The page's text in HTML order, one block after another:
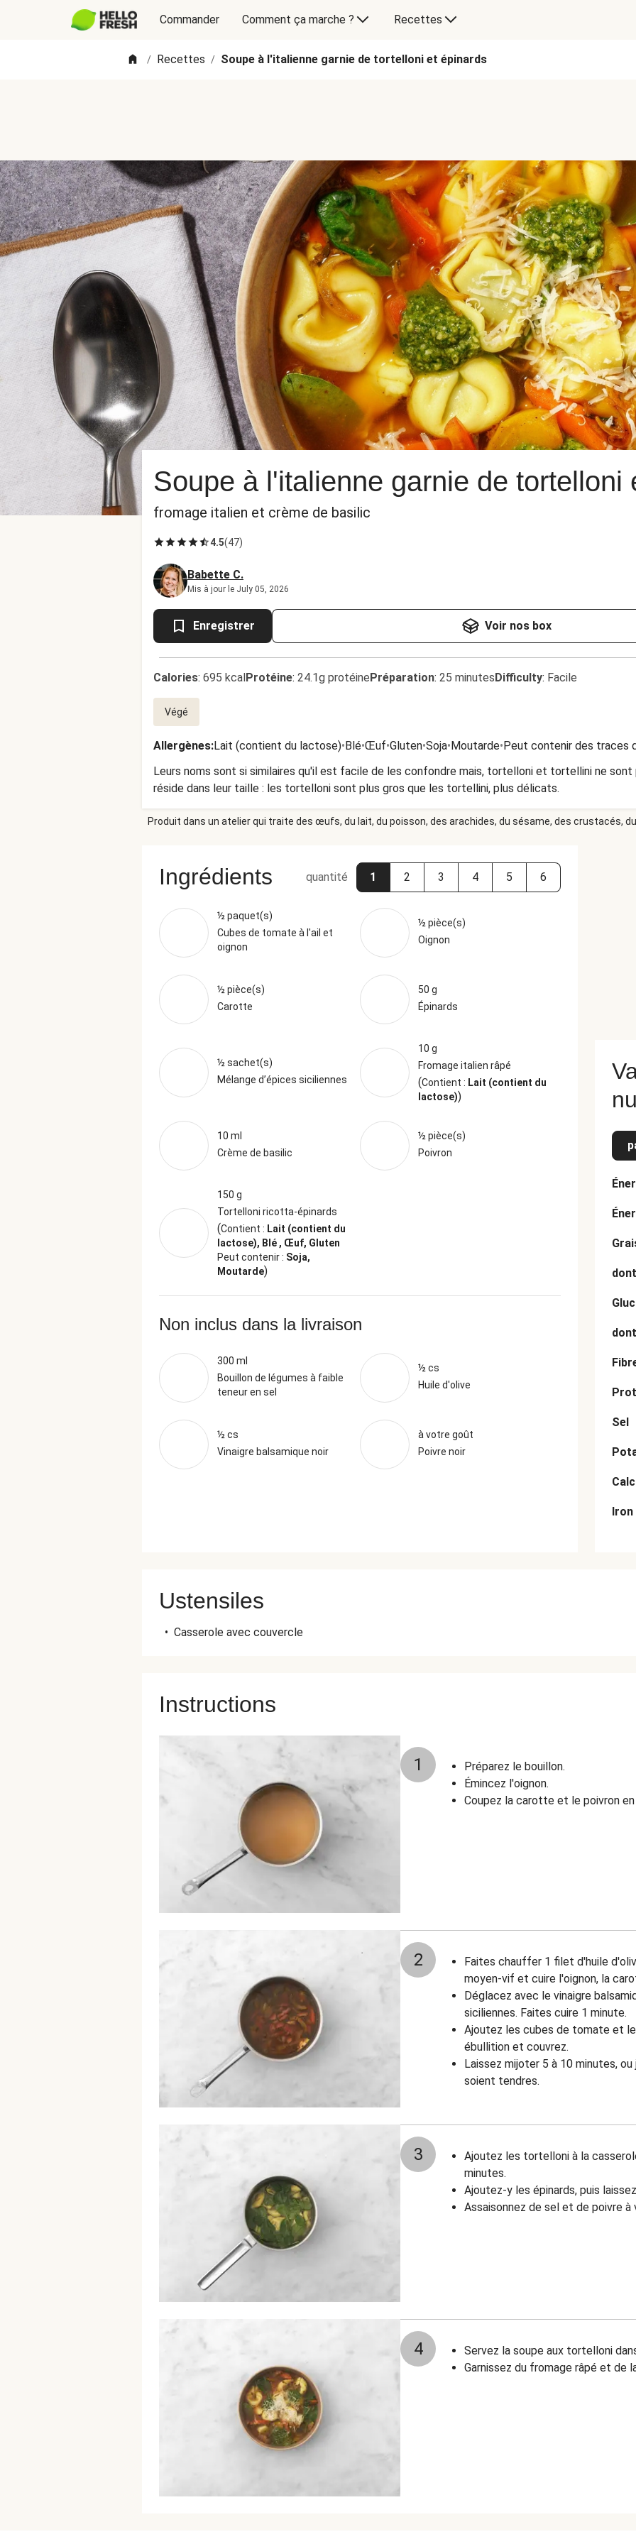
Commander Comment ça marche ? Recettes
/ Recettes / Soupe à l'italienne garnie de tortelloni et épinards
Soupe à l'italienne garnie de tortelloni
fromage italien et crème de basilic
4.5(47)
Babette C.
Mis à jour le July 05, 2026
Enregistrer Voir nos box
Calories: 695 kcalProtéine: 24.1g protéinePréparation: 25 minutesDifficulty: Facile
Végé
Allergènes:Lait (contient du lactose)•Blé•Œuf•Gluten•Soja•Moutarde•Peut contenir des traces
Leurs noms sont si similaires qu'il est facile de les confondre mais, tortelloni et tortellini ne
réside dans leur taille : les tortelloni sont plus gros que les tortellini, plus délicats.
Produit dans un atelier qui traite des œufs, du lait, du poisson, des arachides, du sésame, des crustacés,
Ingrédients quantité 1 2 3 4 5 6
½ paquet(s)
Cubes de tomate à l'ail et
oignon
½ pièce(s)
Oignon
½ pièce(s)
Carotte
50 g
Épinards
½ sachet(s)
Mélange d’épices siciliennes
10 g
Fromage italien râpé
(Contient : Lait (contient du
lactose))
10 ml
Crème de basilic
½ pièce(s)
Poivron
150 g
Tortelloni ricotta-épinards
(Contient : Lait (contient du
lactose), Blé , Œuf, Gluten
Peut contenir : Soja,
Moutarde)
Non inclus dans la livraison
300 ml
Bouillon de légumes à faible
teneur en sel
½ cs
Huile d'olive
½ cs
Vinaigre balsamique noir
à votre goût
Poivre noir
Sel
Iron
Ustensiles
• Casserole avec couvercle
Instructions
1
Préparez le bouillon.
Émincez l'oignon.
Coupez la carotte et le poivron
2
Faites chauffer 1 filet d'huile
moyen-vif et cuire l'oignon, la
Déglacez avec le vinaigre
siciliennes. Faites cuire 1 minute.
Ajoutez les cubes de tomate et
ébullition et couvrez.
Laissez mijoter 5 à 10 minutes,
soient tendres.
3
Ajoutez les tortelloni à la
minutes.
Ajoutez-y les épinards, puis
Assaisonnez de sel et de poivre
4
Servez la soupe aux tortelloni
Garnissez du fromage râpé et de